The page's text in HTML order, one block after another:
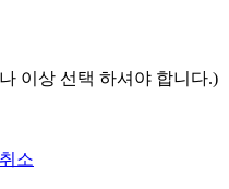
이상 선택 하셔야 합니다.)
취소